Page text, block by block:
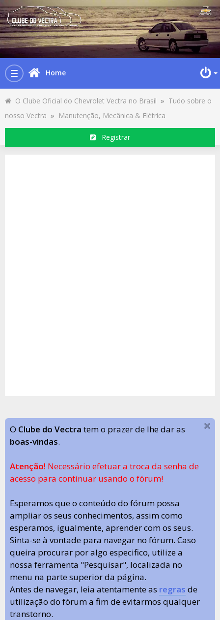
Toggle
navigation
Home
O Clube Oficial do Chevrolet Vectra no Brasil » Tudo sobre o
nosso Vectra » Manutenção, Mecânica & Elétrica
Registrar
O Clube do Vectra tem o prazer de lhe dar as
boas-vindas.
Atenção! Necessário efetuar a troca da senha de
acesso para continuar usando o fórum!
Esperamos que o conteúdo do fórum possa
ampliar os seus conhecimentos, assim como
esperamos, igualmente, aprender com os seus.
Sinta-se à vontade para navegar no fórum. Caso
queira procurar por algo especifico, utilize a
nossa ferramenta "Pesquisar", localizada no
menu na parte superior da página.
Antes de navegar, leia atentamente as regras de
utilização do fórum a fim de evitarmos qualquer
transtorno.